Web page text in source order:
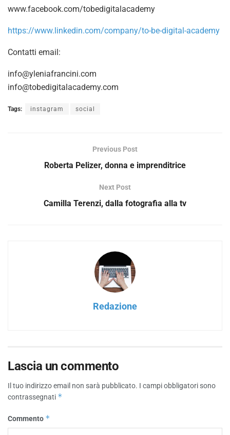
www.facebook.com/tobedigitalacademy
https://www.linkedin.com/company/to-be-digital-academy
Contatti email:
info@yleniafrancini.com
info@tobedigitalacademy.com
Tags: instagram social
Previous Post
Roberta Pelizer, donna e imprenditrice
Next Post
Camilla Terenzi, dalla fotografia alla tv
Redazione
Lascia un commento
Il tuo indirizzo email non sarà pubblicato. I campi obbligatori sono
contrassegnati *
Commento *